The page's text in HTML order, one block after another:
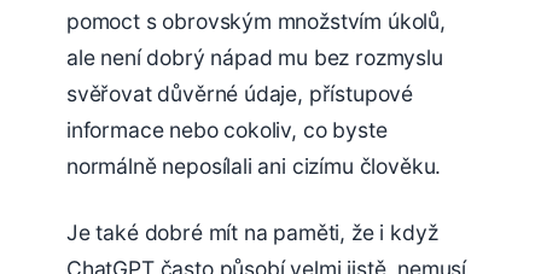
pomoct s obrovským množstvím úkolů,
ale není dobrý nápad mu bez rozmyslu
svěřovat důvěrné údaje, přístupové
informace nebo cokoliv, co byste
normálně neposílali ani cizímu člověku.
Je také dobré mít na paměti, že i když
ChatGPT často působí velmi jistě, nemusí